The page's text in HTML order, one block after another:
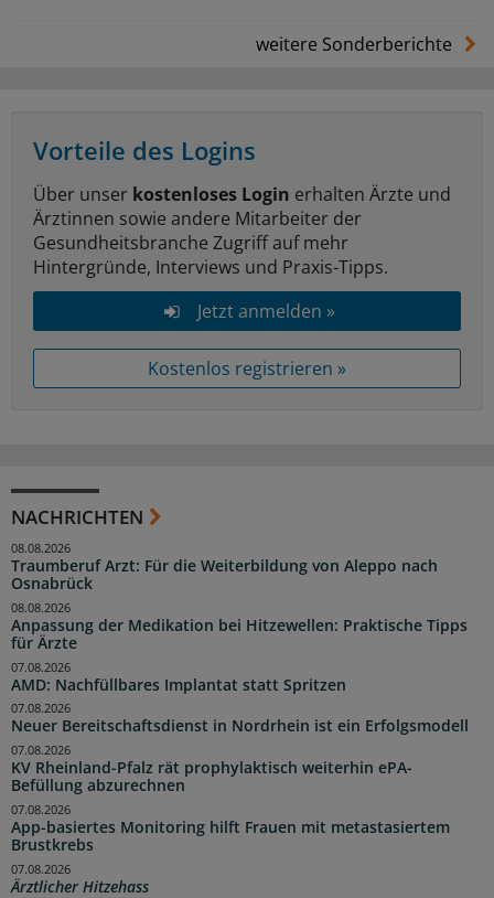
weitere Sonderberichte
Vorteile des Logins
Über unser kostenloses Login erhalten Ärzte und
Ärztinnen sowie andere Mitarbeiter der
Gesundheitsbranche Zugriff auf mehr
Hintergründe, Interviews und Praxis-Tipps.
Jetzt anmelden »
Kostenlos registrieren »
NACHRICHTEN
Traumberuf Arzt: Für die Weiterbildung von Aleppo nach
Osnabrück
08.08.2026
Anpassung der Medikation bei Hitzewellen: Praktische Tipps
für Ärzte
08.08.2026
AMD: Nachfüllbares Implantat statt Spritzen
07.08.2026
Neuer Bereitschaftsdienst in Nordrhein ist ein Erfolgsmodell
07.08.2026
KV Rheinland-Pfalz rät prophylaktisch weiterhin ePA-
Befüllung abzurechnen
07.08.2026
App-basiertes Monitoring hilft Frauen mit metastasiertem
Brustkrebs
07.08.2026
Ärztlicher Hitzehass
07.08.2026